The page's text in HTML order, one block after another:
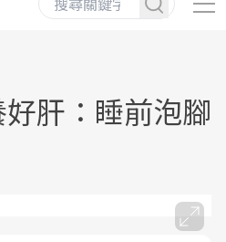
肝：睡前泡腳